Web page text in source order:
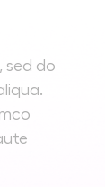
sed do